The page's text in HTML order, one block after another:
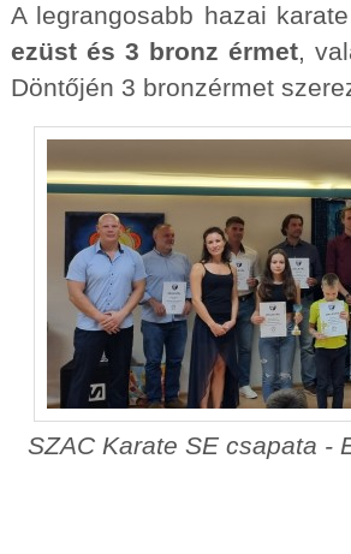
A legrangosabb hazai
ezüst és 3 bronz érmet,
Döntőjén 3 bronzérmet
SZAC Karate SE csapata -